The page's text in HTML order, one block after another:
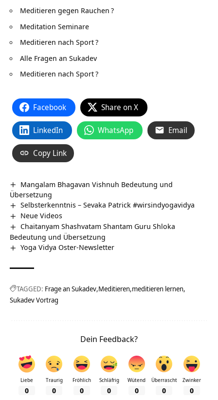
Meditieren gegen Rauchen ?
Meditation Seminare
Meditieren nach Sport?
Alle Fragen an Sukadev
Meditieren nach Sport?
Facebook Share on X
LinkedIn WhatsApp Email
Copy Link
Mangalam Bhagavan Vishnuh Bedeutung und
Übersetzung
Selbsterkenntnis – Sevaka Patrick #wirsindyogavidya
Neue Videos
Chaitanyam Shashvatam Shantam Guru Shloka
Bedeutung und Übersetzung
Yoga Vidya Oster-Newsletter
TAGGED: Frage an Sukadev Meditieren meditieren lernen
Sukadev Vortrag
Dein Feedback?
Liebe
0
Traurig
0
Fröhlich
0
Schläfrig
0
Wütend
0
Überrascht
0
Zwinker
0